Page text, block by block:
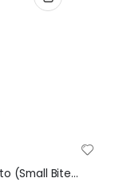
Fish4Dogs Finest Adult Salmon & Potato (Small Bites) 1,5Kg